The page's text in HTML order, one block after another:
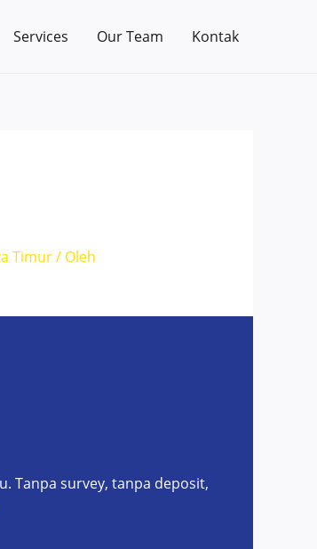
Services Our Team Kontak
Timur/ Oleh
Tanpa survey, tanpa deposit,